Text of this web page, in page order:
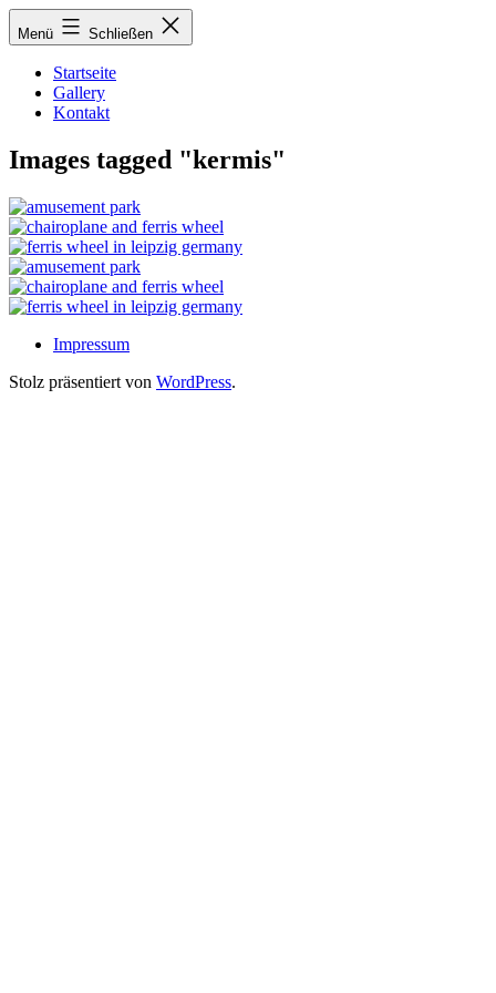
Zum
Inhalt
Menü Schließen
Startseite
Gallery
Kontakt
Images tagged "kermis"
Impressum
Stolz präsentiert von WordPress.